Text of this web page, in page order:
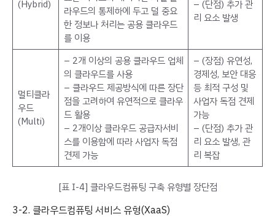
(Hybrid)
라우드의 통제하에 두고 덜 중요
한 정보나 처리는 공용 클라우드
를 이용
– (단점) 추가 관
리 요소 발생
멀티클라
우드
(Multi)
– 2개 이상의 공용 클라우드 업체
의 클라우드를 사용
– 클라우드 제공방식에 따른 장단
점을 고려하여 유연적으로 클라우
드 활용
– 2개이상 클라우드 공급자서비
스를 이용함에 따라 사업자 독점
견제 가능
– (장점) 유연성,
경제성, 보안 대응
등 최적 구성 및
사업자 독점 견제
가능
– (단점) 추가 관
리 요소 발생, 관
리 복잡
[표 Ⅰ-4] 클라우드컴퓨팅 구축 유형별 장단점
3-2. 클라우드컴퓨팅 서비스 유형(XaaS)